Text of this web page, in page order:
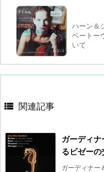
ハーン＆
ベートー
いて
 関連記事
ガーディ
るビゼー
ガーディナー